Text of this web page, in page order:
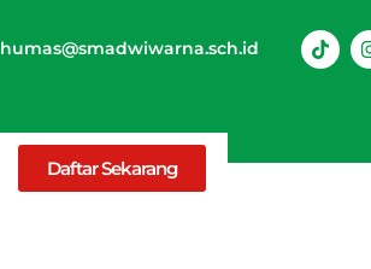
humas@smadwiwarna.sch.id
Daftar Sekarang